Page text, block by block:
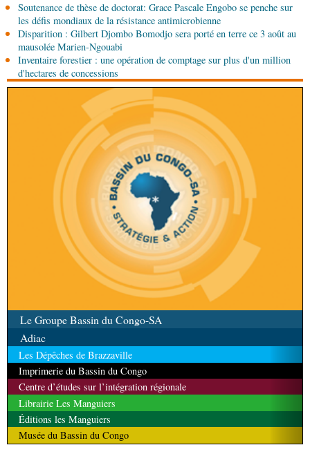
05-08-2026 13:10
Art-Culture-Média 72e anniversaire de la
naissance du commandant Hugo Chávez :
l’ambassade du Venezuela au Congo célèbre
l'événement
Soutenance de thèse de doctorat: Grace Pascale Engobo se penche sur
les défis mondiaux de la résistance antimicrobienne
Disparition : Gilbert Djombo Bomodjo sera porté en terre ce 3 août au
mausolée Marien-Ngouabi
Inventaire forestier : une opération de comptage sur plus d'un million
d'hectares de concessions
Le Groupe Bassin du Congo-SA
Adiac
Les Dépêches de Brazzaville
Imprimerie du Bassin du Congo
Centre d’études sur l’intégration régionale
Librairie Les Manguiers
Éditions les Manguiers
Musée du Bassin du Congo